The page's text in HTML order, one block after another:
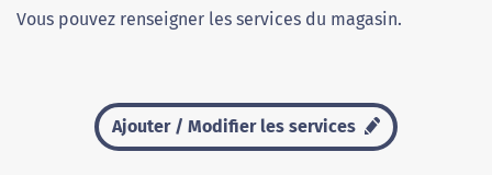
Vous pouvez renseigner les services du magasin.
Ajouter / Modifier les services